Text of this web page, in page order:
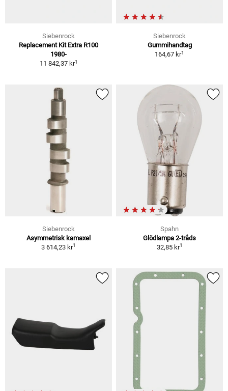
Siebenrock
Replacement Kit Extra R100
1980-
11 842,37 kr1
Siebenrock
Gummihandtag
164,67 kr1
Siebenrock
Asymmetrisk kamaxel
3 614,23 kr1
Spahn
Glödlampa 2-tråds
32,85 kr1